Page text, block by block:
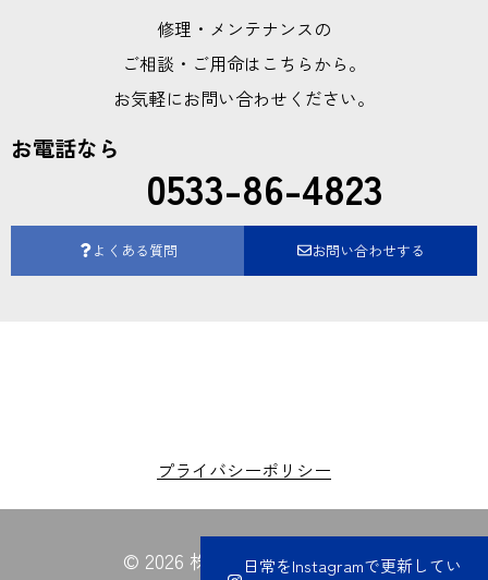
日常をInstagramで更新してい
修理・メンテナンスの
ご相談・ご用命はこちらから。
お気軽にお問い合わせください。
お電話なら
0533-86-4823
よくある質問 お問い合わせする
プライバシーポリシー
© 2026 株式会社夏目電業所